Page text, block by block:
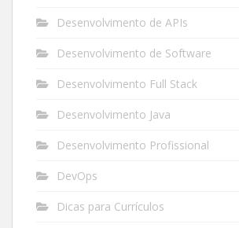
Desenvolvimento de APIs
Desenvolvimento de Software
Desenvolvimento Full Stack
Desenvolvimento Java
Desenvolvimento Profissional
DevOps
Dicas para Currículos